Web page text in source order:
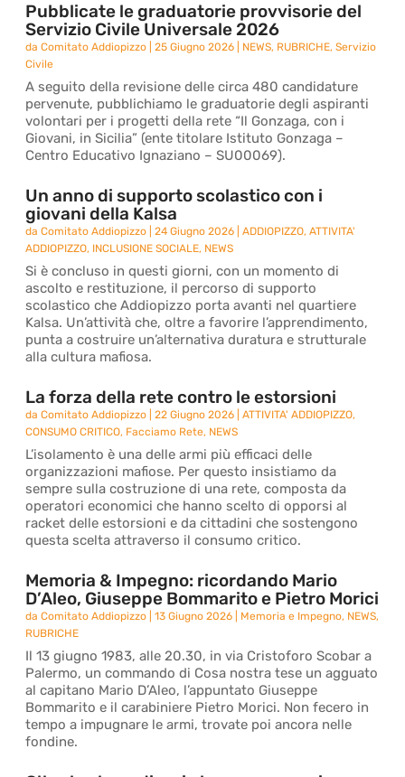
Pubblicate le graduatorie provvisorie del
Servizio Civile Universale 2026
daComitato Addiopizzo |25 Giugno 2026 NEWS, RUBRICHE,Servizio
Civile
A seguito della revisione delle circa 480 candidature
pervenute, pubblichiamo le graduatorie degli aspiranti
volontari per i progetti della rete “Il Gonzaga, con i
Giovani, in Sicilia” (ente titolare Istituto Gonzaga –
Centro Educativo Ignaziano – SU00069).
Un anno di supporto scolastico con i
giovani della Kalsa
daComitato Addiopizzo |24 Giugno 2026 |ADDIOPIZZO,ATTIVITA'
ADDIOPIZZO, INCLUSIONE SOCIALE, NEWS
Si è concluso in questi giorni, con un momento di
ascolto e restituzione, il percorso di supporto
scolastico che Addiopizzo porta avanti nel quartiere
Kalsa. Un’attività che, oltre a favorire l’apprendimento,
punta a costruire un’alternativa duratura e strutturale
alla cultura mafiosa.
La forza della rete contro le estorsioni
daComitato Addiopizzo |22 Giugno 2026 |ATTIVITA' ADDIOPIZZO,
CONSUMO CRITICO, Facciamo Rete, NEWS
L’isolamento è una delle armi più efficaci delle
organizzazioni mafiose. Per questo insistiamo da
sempre sulla costruzione di una rete, composta da
operatori economici che hanno scelto di opporsi al
racket delle estorsioni e da cittadini che sostengono
questa scelta attraverso il consumo critico.
Memoria & Impegno: ricordando Mario
D’Aleo, Giuseppe Bommarito e Pietro Morici
daComitato Addiopizzo |13 Giugno 2026 Memoria e Impegno, NEWS,
RUBRICHE
Il 13 giugno 1983, alle 20.30, in via Cristoforo Scobar a
Palermo, un commando di Cosa nostra tese un agguato
al capitano Mario D’Aleo, l’appuntato Giuseppe
Bommarito e il carabiniere Pietro Morici. Non fecero in
tempo a impugnare le armi, trovate poi ancora nelle
fondine.